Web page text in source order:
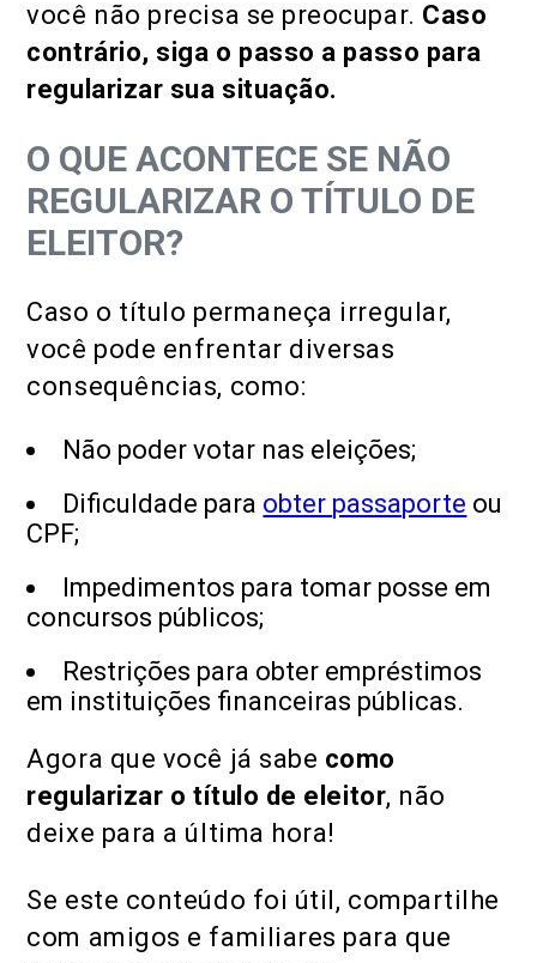
você não precisa se preocupar. Caso
contrário, siga o passo a passo para
regularizar sua situação.
O QUE ACONTECE SE NÃO
REGULARIZAR O TÍTULO DE
ELEITOR?
Caso o título permaneça irregular,
você pode enfrentar diversas
consequências, como:
Não poder votar nas eleições;
Dificuldade para obter passaporte ou
CPF;
Impedimentos para tomar posse em
concursos públicos;
Restrições para obter empréstimos
em instituições financeiras públicas.
Agora que você já sabe como
regularizar o título de eleitor, não
deixe para a última hora!
Se este conteúdo foi útil, compartilhe
com amigos e familiares para que